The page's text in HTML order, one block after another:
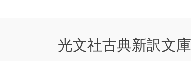
光文社古典新訳文庫